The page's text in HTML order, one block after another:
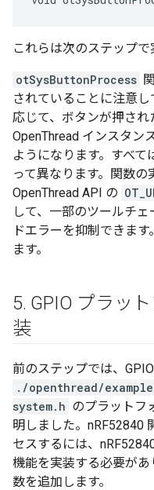
これらは次のステップで
otSysButtonProcess
されていることに注意
応じて、ボタンが押さ
OpenThread インスタン
ようになります。すべ
って異なります。関数の
OpenThread API の
して、一部のツールチ
ドエラーを抑制できま
ます。
5. GPIO プラッ
装
前のステップでは、
./openthread/
system.h のプラットフ
明しました。nRF52840
セスするには、
機能を実装する必要が
数を追加します。